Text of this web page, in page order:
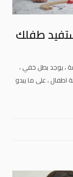
طفلك
، يوجد بطل خفي ،
اطفال ، على ما يبدو